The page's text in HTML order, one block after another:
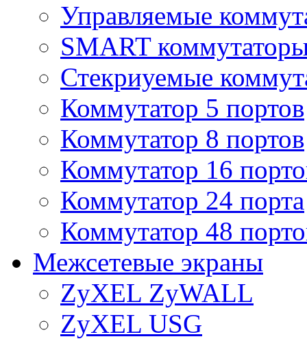
Управляемые
SMART
Стекриуемые
Коммутатор 5 портов
Коммутатор 8 портов
Коммутатор 16
Коммутатор 24 порта
Коммутатор 48
Межсетевые экраны
ZyXEL ZyWALL
ZyXEL USG